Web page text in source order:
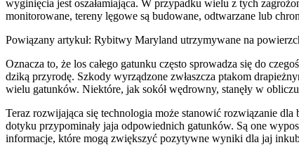
wyginięcia jest oszałamiająca. W przypadku wielu z tych
monitorowane, tereny lęgowe są budowane, odtwarzane lub
Powiązany artykuł: Rybitwy Maryland utrzymywane na
Oznacza to, że los całego gatunku często sprowadza się do
dziką przyrodę. Szkody wyrządzone zwłaszcza ptakom
wielu gatunków. Niektóre, jak sokół wędrowny, stanęły w
Teraz rozwijająca się technologia może stanowić rozwiązanie
dotyku przypominały jaja odpowiednich gatunków. Są one
informacje, które mogą zwiększyć pozytywne wyniki dla jaj